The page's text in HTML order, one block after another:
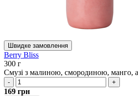
Швидке замовлення
Berry Bliss
300 г
Смузі з малиною, смородиною, манго,
- +
169 грн